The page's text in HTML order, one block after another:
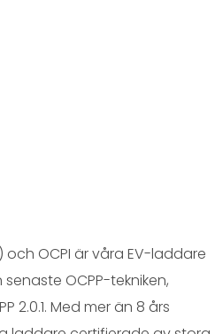
och OCPI är våra EV-laddare
OCPP-tekniken,
2.0.1. Med mer än 8 års